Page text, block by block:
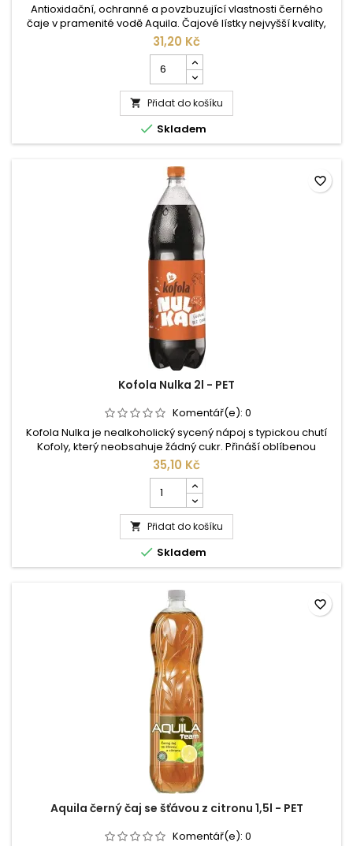
Antioxidační, ochranné a povzbuzující vlastnosti černého
čaje v pramenité vodě Aquila. Čajové lístky nejvyšší kvality,
přírodní aroma a účinky vzácných minerálů vám dávají
zdraví prospěšný nápoj příjemné chuti lehce zahánějící
žízeň. Složení: pramenitá voda, cukr, extrakt z černého čaje
(0,4%), broskvová šťáva (0,1%), aroma, kyselina: kyselina
citronová,...
31,20 Kč
kusů
produktu
Aquila
černý
čaj
se
broskve
1,5l
-
PET
 Přidat do košíku
 Skladem
Kofola Nulka 2l - PET
Komentář(e): 0
Kofola Nulka je nealkoholický sycený nápoj s typickou chutí
Kofoly, který neobsahuje žádný cukr. Přináší oblíbenou
bylinkovou chuť v lehčí variantě, ideální pro každodenní
osvěžení bez kalorií navíc.
35,10 Kč
kusů
produktu
Kofola
Nulka
2l
-
 Přidat do košíku
 Skladem
favorite_border
Aquila černý čaj se šťávou z citronu 1,5l - PET
Komentář(e): 0
favorite_border